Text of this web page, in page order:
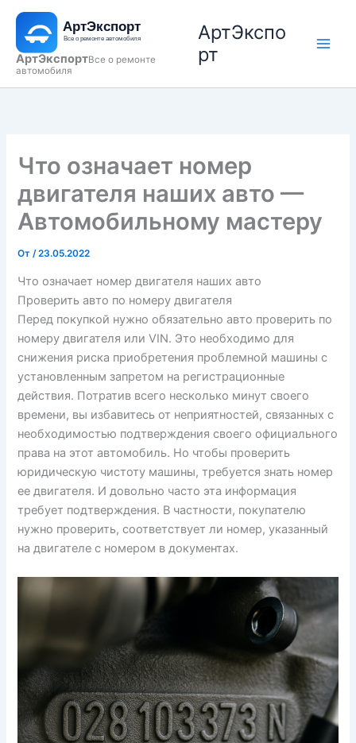
Перейти
содержимому
АртЭкспортВсе о ремонте
автомобиля
АртЭкспо
рт
Что означает номер
двигателя наших авто —
Автомобильному мастеру
От /23.05.2022
Что означает номер двигателя наших авто
Проверить авто по номеру двигателя
Перед покупкой нужно обязательно авто проверить по
номеру двигателя или VIN. Это необходимо для
снижения риска приобретения проблемной машины с
установленным запретом на регистрационные
действия. Потратив всего несколько минут своего
времени, вы избавитесь от неприятностей, связанных с
необходимостью подтверждения своего официального
права на этот автомобиль. Но чтобы проверить
юридическую чистоту машины, требуется знать номер
ее двигателя. И довольно часто эта информация
требует подтверждения. В частности, покупателю
нужно проверить, соответствует ли номер, указанный
на двигателе с номером в документах.